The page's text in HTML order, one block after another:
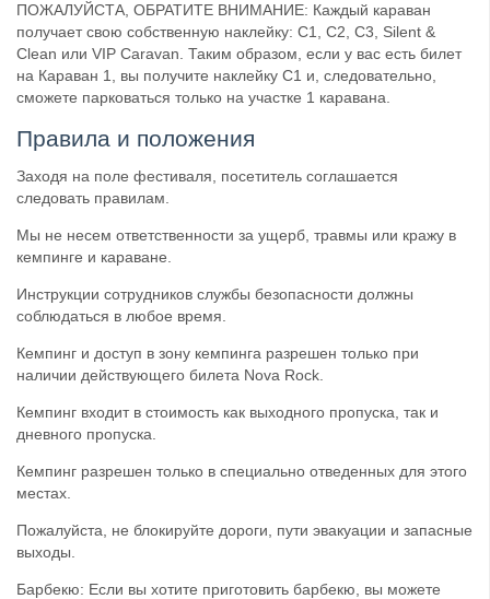
ПОЖАЛУЙСТА, ОБРАТИТЕ ВНИМАНИЕ: Каждый караван
получает свою собственную наклейку: C1, C2, C3, Silent &
Clean или VIP Caravan. Таким образом, если у вас есть билет
на Караван 1, вы получите наклейку С1 и, следовательно,
сможете парковаться только на участке 1 каравана.
Правила и положения
Заходя на поле фестиваля, посетитель соглашается
следовать правилам.
Мы не несем ответственности за ущерб, травмы или кражу в
кемпинге и караване.
Инструкции сотрудников службы безопасности должны
соблюдаться в любое время.
Кемпинг и доступ в зону кемпинга разрешен только при
наличии действующего билета Nova Rock.
Кемпинг входит в стоимость как выходного пропуска, так и
дневного пропуска.
Кемпинг разрешен только в специально отведенных для этого
местах.
Пожалуйста, не блокируйте дороги, пути эвакуации и запасные
выходы.
Барбекю: Если вы хотите приготовить барбекю, вы можете